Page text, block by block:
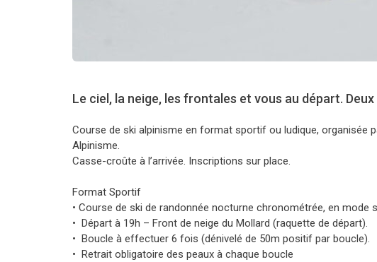
Le ciel, la neige, les frontales et vous au départ.
Course de ski alpinisme en format sportif ou ludique, organisée
Alpinisme.
Casse-croûte à l’arrivée. Inscriptions sur place.
Format Sportif
• Course de ski de randonnée nocturne chronométrée, en mode
• Départ à 19h – Front de neige du Mollard (raquette de départ).
• Boucle à effectuer 6 fois (dénivelé de 50m positif par boucle).
• Retrait obligatoire des peaux à chaque boucle